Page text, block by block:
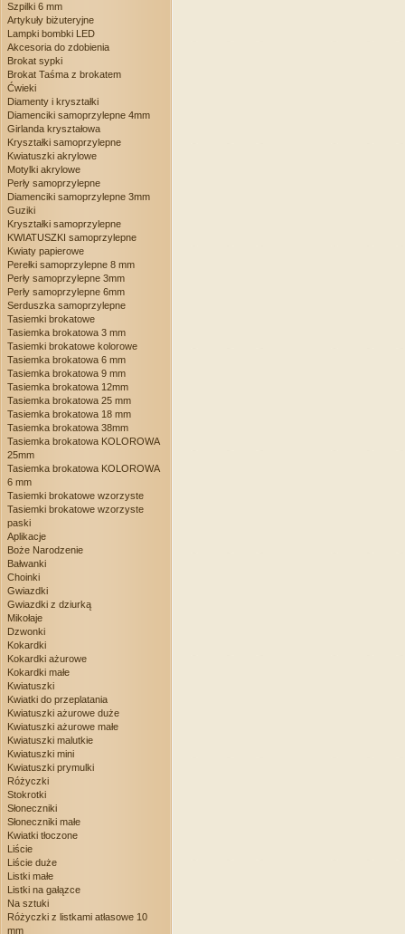
Szpilki 6 mm
Artykuły biżuteryjne
Lampki bombki LED
Akcesoria do zdobienia
Brokat sypki
Brokat Taśma z brokatem
Ćwieki
Diamenty i kryształki
Diamenciki samoprzylepne 4mm
Girlanda kryształowa
Kryształki samoprzylepne
Kwiatuszki akrylowe
Motylki akrylowe
Perły samoprzylepne
Diamenciki samoprzylepne 3mm
Guziki
Kryształki samoprzylepne
KWIATUSZKI samoprzylepne
Kwiaty papierowe
Perełki samoprzylepne 8 mm
Perły samoprzylepne 3mm
Perły samoprzylepne 6mm
Serduszka samoprzylepne
Tasiemki brokatowe
Tasiemka brokatowa 3 mm
Tasiemki brokatowe kolorowe
Tasiemka brokatowa 6 mm
Tasiemka brokatowa 9 mm
Tasiemka brokatowa 12mm
Tasiemka brokatowa 25 mm
Tasiemka brokatowa 18 mm
Tasiemka brokatowa 38mm
Tasiemka brokatowa KOLOROWA
25mm
Tasiemka brokatowa KOLOROWA
6 mm
Tasiemki brokatowe wzorzyste
Tasiemki brokatowe wzorzyste
paski
Aplikacje
Boże Narodzenie
Bałwanki
Choinki
Gwiazdki
Gwiazdki z dziurką
Mikołaje
Dzwonki
Kokardki
Kokardki ażurowe
Kokardki małe
Kwiatuszki
Kwiatki do przeplatania
Kwiatuszki ażurowe duże
Kwiatuszki ażurowe małe
Kwiatuszki malutkie
Kwiatuszki mini
Kwiatuszki prymulki
Różyczki
Stokrotki
Słoneczniki
Słoneczniki małe
Kwiatki tłoczone
Liście
Liście duże
Listki małe
Listki na gałązce
Na sztuki
Różyczki z listkami atłasowe 10
mm